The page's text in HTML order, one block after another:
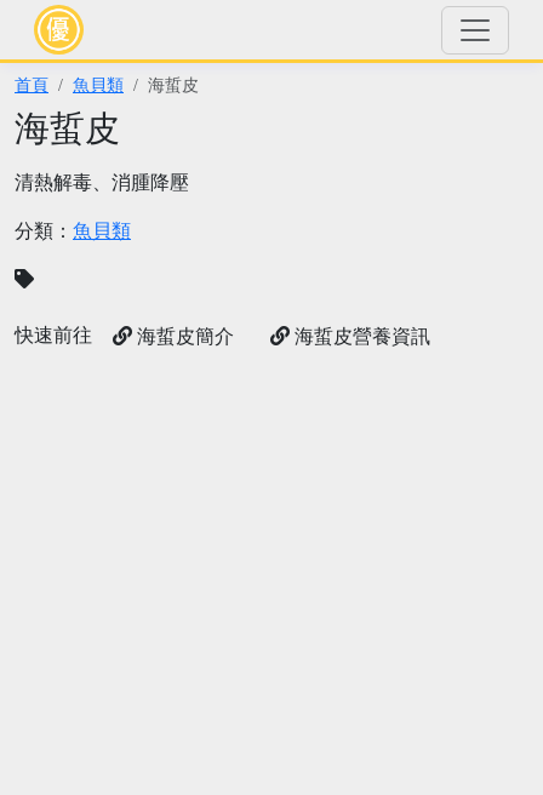
首頁 魚貝類 海蜇皮
海蜇皮
清熱解毒、消腫降壓
分類： 魚貝類
快速前往 海蜇皮簡介 海蜇皮營養資訊